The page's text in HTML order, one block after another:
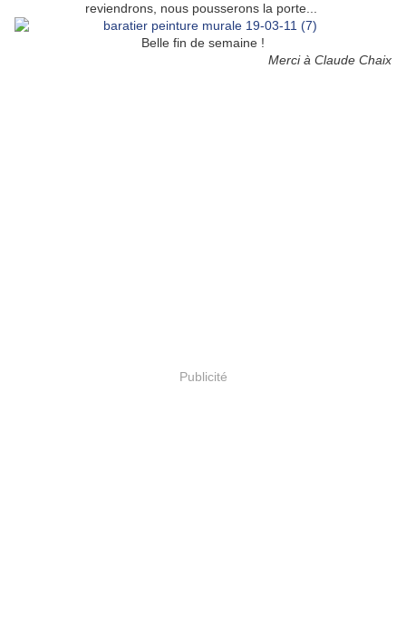
reviendrons, nous pousserons la porte...
Belle fin de semaine !
Merci à Claude Chaix
Publicité